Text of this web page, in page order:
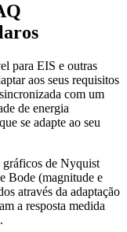
para EIS e outras
aos seus requisitos
com um
de energia
se adapte ao seu
gráficos de Nyquist
Bode (magnitude e
através da adaptação
a resposta medida